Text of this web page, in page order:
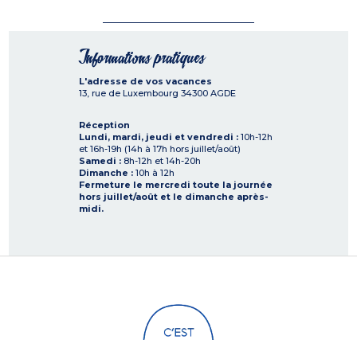
Informations pratiques
L'adresse de vos vacances
13, rue de Luxembourg 34300 AGDE
Réception
Lundi, mardi, jeudi et vendredi : 10h-12h
et 16h-19h (14h à 17h hors juillet/août)
Samedi : 8h-12h et 14h-20h
Dimanche : 10h à 12h
Fermeture le mercredi toute la journée
hors juillet/août et le dimanche après-
midi.